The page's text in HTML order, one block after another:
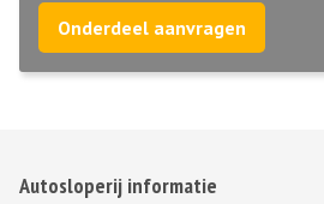
Onderdeel aanvragen
Autosloperij informatie